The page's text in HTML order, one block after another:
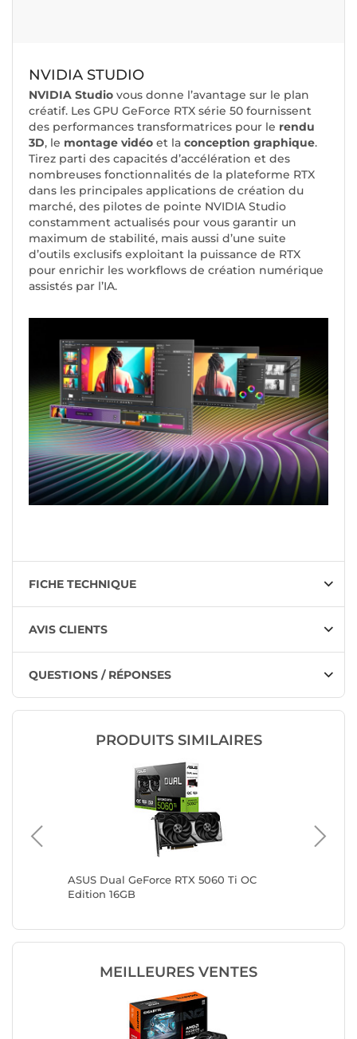
NVIDIA STUDIO
NVIDIA Studio vous donne l’avantage sur le plan
créatif. Les GPU GeForce RTX série 50 fournissent
des performances transformatrices pour le rendu
3D, le montage vidéo et la conception graphique.
Tirez parti des capacités d’accélération et des
nombreuses fonctionnalités de la plateforme RTX
dans les principales applications de création du
marché, des pilotes de pointe NVIDIA Studio
constamment actualisés pour vous garantir un
maximum de stabilité, mais aussi d’une suite
d’outils exclusifs exploitant la puissance de RTX
pour enrichir les workflows de création numérique
assistés par l’IA.
FICHE TECHNIQUE
AVIS CLIENTS
QUESTIONS / RÉPONSES
PRODUITS SIMILAIRES
ASUS Dual GeForce RTX 5060 Ti OC
Edition 16GB
MEILLEURES VENTES